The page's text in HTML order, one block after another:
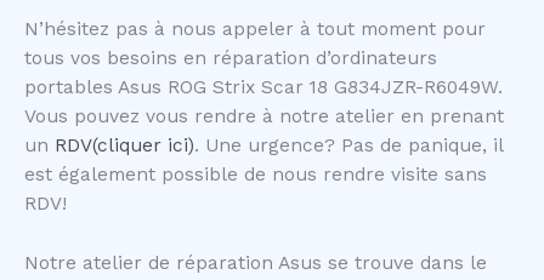
N’hésitez pas à nous appeler à tout moment pour
tous vos besoins en réparation d’ordinateurs
portables Asus ROG Strix Scar 18 G834JZR-R6049W.
Vous pouvez vous rendre à notre atelier en prenant
un RDV(cliquer ici). Une urgence? Pas de panique, il
est également possible de nous rendre visite sans
RDV!
Notre atelier de réparation Asus se trouve dans le